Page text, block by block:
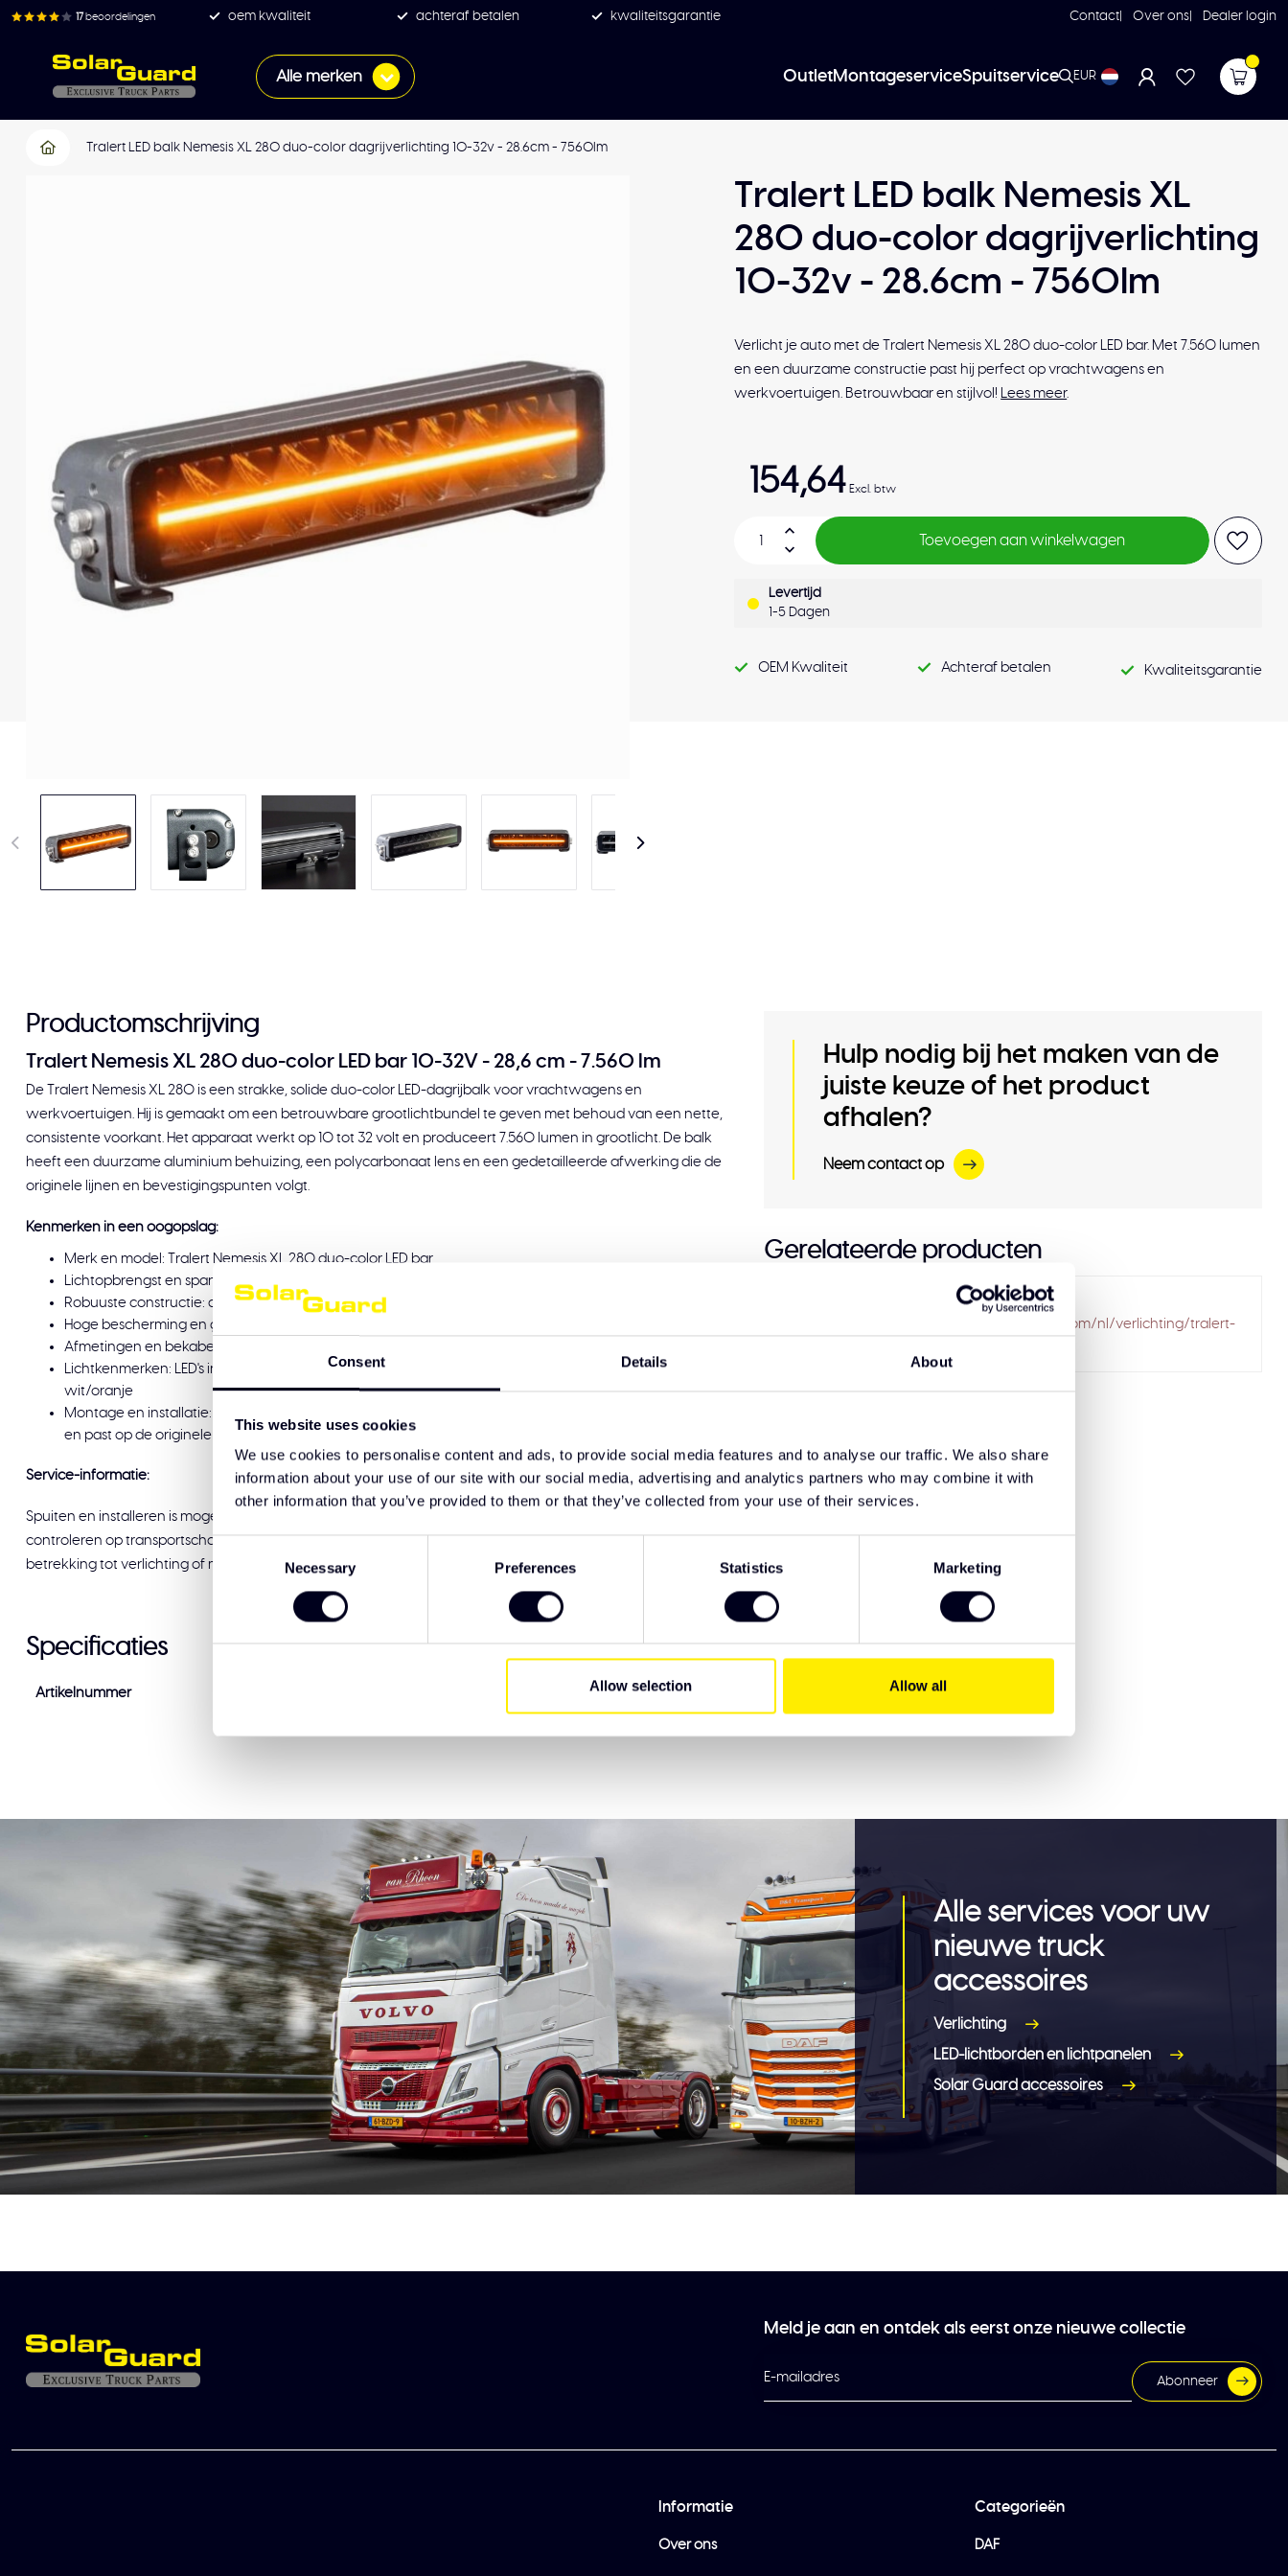
Consent Details About
This website uses cookies
We use cookies to personalise content and ads, to provide social media features and to analyse our traffic. We also share
information about your use of our site with our social media, advertising and analytics partners who may combine it with
other information that you’ve provided to them or that they’ve collected from your use of their services.
Consent
Necessary Preferences Statistics Marketing
Allow selection Allow all
17 beoordelingen oem kwaliteit achteraf betalen kwaliteitsgarantie Contact Over ons Dealer login
Alle merken OutletMontageserviceSpuitservice EUR
Tralert LED balk Nemesis XL 280 duo-color dagrijverlichting 10-32v - 28.6cm - 7560lm
Tralert LED balk Nemesis XL
280 duo-color dagrijverlichting
10-32v - 28.6cm - 7560lm
Verlicht je auto met de Tralert Nemesis XL 280 duo-color LED bar. Met 7.560 lumen
en een duurzame constructie past hij perfect op vrachtwagens en
werkvoertuigen. Betrouwbaar en stijlvol! Lees meer.
154,64 Excl. btw
Toevoegen aan winkelwagen
Levertijd
1-5 Dagen
OEM Kwaliteit Achteraf betalen Kwaliteitsgarantie
Productomschrijving
Tralert Nemesis XL 280 duo-color LED bar 10-32V - 28,6 cm - 7.560 lm
De Tralert Nemesis XL 280 is een strakke, solide duo-color LED-dagrijbalk voor vrachtwagens en
werkvoertuigen. Hij is gemaakt om een betrouwbare grootlichtbundel te geven met behoud van een nette,
consistente voorkant. Het apparaat werkt op 10 tot 32 volt en produceert 7.560 lumen in grootlicht. De balk
heeft een duurzame aluminium behuizing, een polycarbonaat lens en een gedetailleerde afwerking die de
originele lijnen en bevestigingspunten volgt.
Kenmerken in een oogopslag:
Merk en model: Tralert Nemesis XL 280 duo-color LED bar
Lichtopbrengst en spanning: 7.560 lm groot licht, werkt op 10-32 V
Robuuste constructie: aluminium behuizing met polycarbonaat lens, sterk en duurzaam
Hoge bescherming en goedkeuringen: IP69K, ECE-R10 en ECE-R149 gecertificeerd
Afmetingen en bekabeling: 283 x 62,5 x 70,1 mm; 300 cm kabel met Deutsch-connector
Lichtkenmerken: LED's in twee rijen, unieke dynamische opstart en dagrijverlichting in duo-color
wit/oranje
Montage en installatie: twee montagebeugels inbegrepen; sluit aan zoals het hoort vanuit de fabriek
en past op de originele montagepunten
Service-informatie:
Spuiten en installeren is mogelijk bij Solar Guard Exclusive Truck Parts. Wij raden u aan het product te
controleren op transportschade voordat u tekent voor aflevering. Als u specifieke wensen hebt met
betrekking tot verlichting of montage, staat ons team graag voor u klaar.
Hulp nodig bij het maken van de
juiste keuze of het product
afhalen?
Neem contact op
Gerelateerde producten
https://www.solarguardexclusivetruckparts.com/nl/verlichting/tralert-
Specificaties
Artikelnummer
Alle services voor uw
nieuwe truck
accessoires
Verlichting
LED-lichtborden en lichtpanelen
Solar Guard accessoires
Meld je aan en ontdek als eerst onze nieuwe collectie
Abonneer
Informatie
Over ons
Categorieën
DAF